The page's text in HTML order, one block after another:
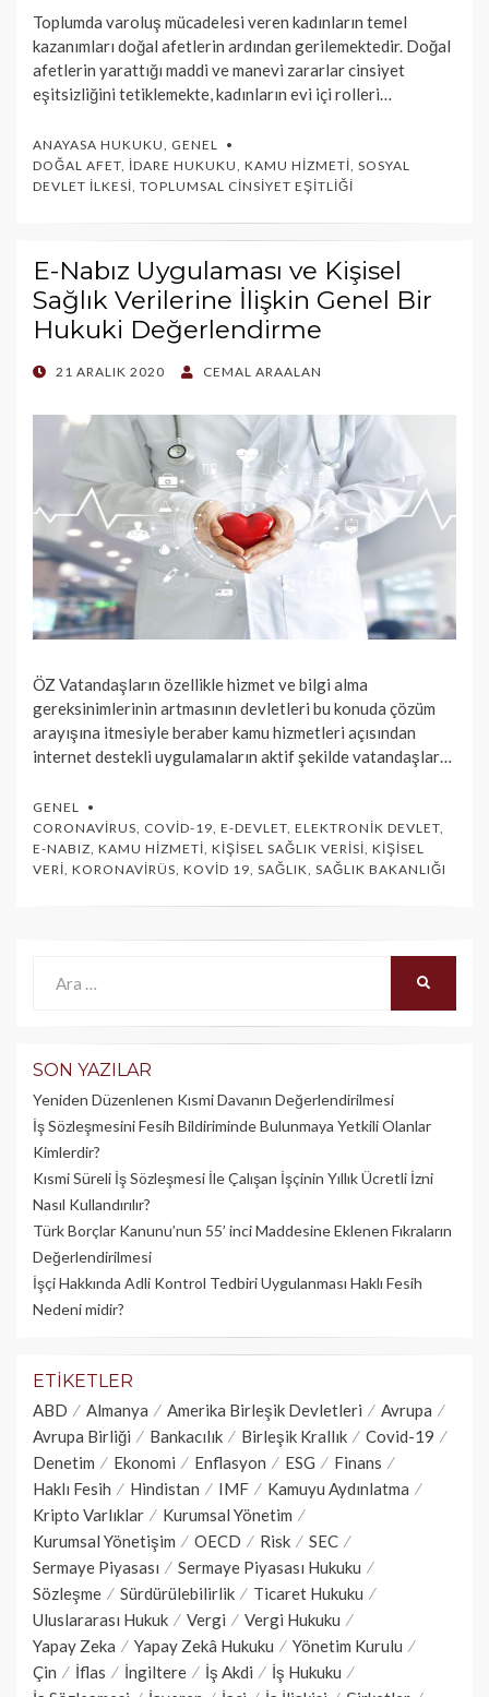
Toplumda varoluş mücadelesi veren kadınların temel
kazanımları doğal afetlerin ardından gerilemektedir. Doğal
afetlerin yarattığı maddi ve manevi zararlar cinsiyet
eşitsizliğini tetiklemekte, kadınların evi içi rolleri…
ANAYASA HUKUKU, GENEL
DOĞAL AFET, İDARE HUKUKU, KAMU HIZMETI, SOSYAL
DEVLET İLKESI, TOPLUMSAL CINSIYET EŞITLIĞI
E-Nabız Uygulaması ve Kişisel
Sağlık Verilerine İlişkin Genel Bir
Hukuki Değerlendirme
POSTED
21 ARALIK 2020 CEMAL ARAALAN
ÖZ Vatandaşların özellikle hizmet ve bilgi alma
gereksinimlerinin artmasının devletleri bu konuda çözüm
arayışına itmesiyle beraber kamu hizmetleri açısından
internet destekli uygulamaların aktif şekilde vatandaşlar…
GENEL
CORONAVIRUS COVID-19 E-DEVLET ELEKTRONIK DEVLET
E-NABIZ KAMU HIZMETI KIŞISEL SAĞLIK VERISI KIŞISEL
VERI KORONAVIRÜS KOVID 19 SAĞLIK SAĞLIK BAKANLIĞI
SON YAZILAR
Yeniden Düzenlenen Kısmi Davanın Değerlendirilmesi
İş Sözleşmesini Fesih Bildiriminde Bulunmaya Yetkili Olanlar
Kimlerdir?
Kısmi Süreli İş Sözleşmesi İle Çalışan İşçinin Yıllık Üc­retli İzni
Nasıl Kullandırılır?
Türk Borçlar Kanunu’nun 55’ inci Maddesine Eklenen Fıkraların
Değerlendirilmesi
İşçi Hakkında Adli Kontrol Tedbiri Uygulanması Haklı Fesih
Nedeni midir?
ETIKETLER
ABD Almanya Amerika Birleşik Devletleri
Avrupa
Avrupa Birliği
Bankacılık Birleşik Krallık
Covid-19
Denetim
Ekonomi Enflasyon ESG
Finans
Haklı Fesih
Hindistan IMF
Kamuyu Aydınlatma
Kripto Varlıklar
Kurumsal Yönetim
Kurumsal Yönetişim
OECD Risk
SEC
Sermaye Piyasası
Sermaye Piyasası Hukuku
Sözleşme
Sürdürülebilirlik
Ticaret Hukuku
Uluslararası Hukuk
Vergi
Vergi Hukuku
Yapay Zeka
Yapay Zekâ Hukuku
Yönetim Kurulu
Çin
İflas İngiltere İş Akdi
İş Hukuku